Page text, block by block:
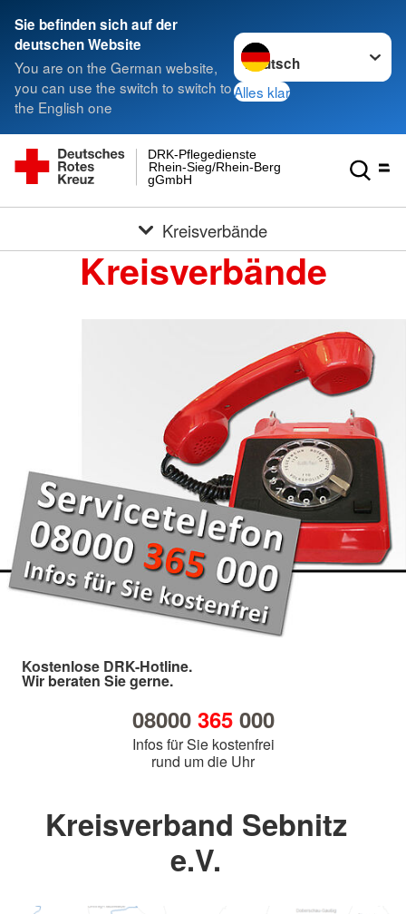
Sie befinden sich auf der
deutschen Website
You are on the German website,
you can use the switch to switch to
the English one
Sprache wechseln zu
Alles klar
gGmbH
Rhein-Sieg/Rhein-Berg
DRK-Pflegedienste
Kreisverbände
Kreisverbände
Kostenlose DRK-Hotline.
Wir beraten Sie gerne.
08000 365000
Infos für Sie kostenfrei
rund um die Uhr
Kreisverband Sebnitz
e.V.